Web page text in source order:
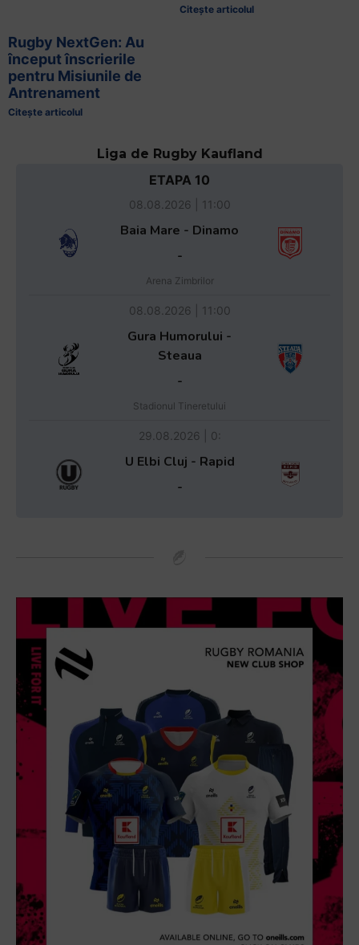
Citește articolul
Rugby NextGen: Au
început înscrierile
pentru Misiunile de
Antrenament
Citește articolul
Liga de Rugby Kaufland
ETAPA 10
08.08.2026 | 11:00
Baia Mare - Dinamo
-
Arena Zimbrilor
08.08.2026 | 11:00
Gura Humorului -
Steaua
-
Stadionul Tineretului
29.08.2026 | 0:
U Elbi Cluj - Rapid
-